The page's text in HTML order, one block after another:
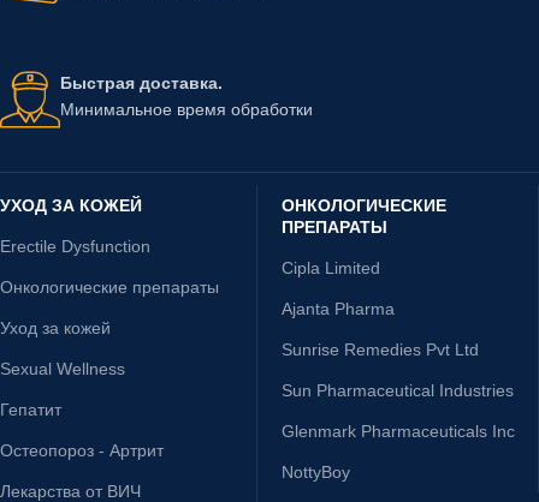
Быстрая доставка.
Минимальное время обработки
УХОД ЗА КОЖЕЙ
Erectile Dysfunction
Онкологические препараты
Уход за кожей
Sexual Wellness
Гепатит
Остеопороз - Артрит
Лекарства от ВИЧ
ОНКОЛОГИЧЕСКИЕ
ПРЕПАРАТЫ
Cipla Limited
Ajanta Pharma
Sunrise Remedies Pvt Ltd
Sun Pharmaceutical Industries
Glenmark Pharmaceuticals Inc
NottyBoy